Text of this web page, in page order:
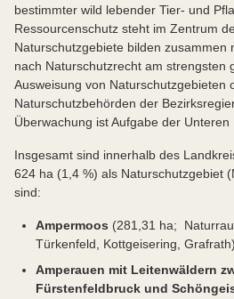
bestimmter wild lebender Tier- und
Ressourcenschutz steht im Zentrum
Naturschutzgebiete bilden zusammen
nach Naturschutzrecht am strengsten
Ausweisung von Naturschutzgebieten
Naturschutzbehörden der
Überwachung ist Aufgabe der
Insgesamt sind innerhalb des
624 ha (1,4 %) als Naturschutzgebiet
sind:
Ampermoos (281,31 ha;
Türkenfeld, Kottgeisering, Grafrath)
Amperauen mit Leitenwäldern
Fürstenfeldbruck und